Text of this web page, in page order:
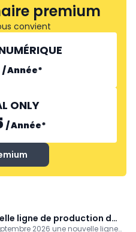
premium
convient
/Année*
ONLY
/Année*
ligne de production de
2026 une nouvelle ligne